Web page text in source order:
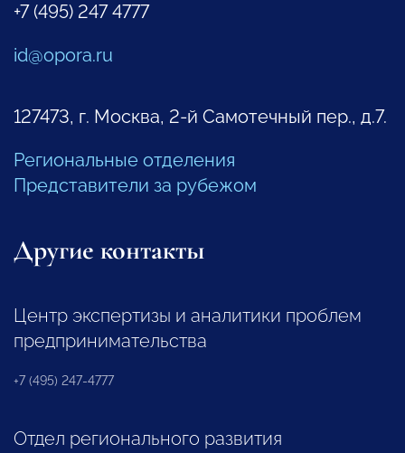
+7 (495) 247 4777
id@opora.ru
127473, г. Москва, 2-й Самотечный пер., д.7.
Региональные отделения
Представители за рубежом
Другие контакты
Центр экспертизы и аналитики проблем
предпринимательства
+7 (495) 247-4777
Отдел регионального развития